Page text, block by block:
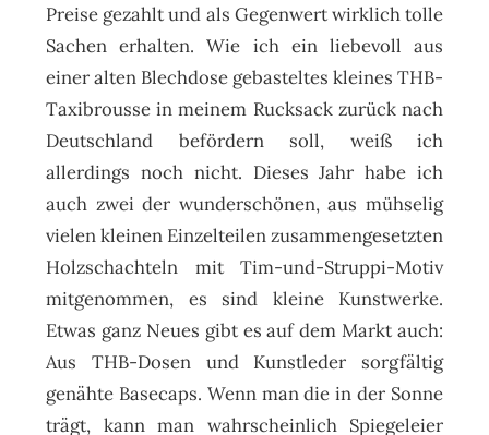
Preise gezahlt und als Gegenwert wirklich tolle
Sachen erhalten. Wie ich ein liebevoll aus
einer alten Blechdose gebasteltes kleines THB-
Taxibrousse in meinem Rucksack zurück nach
Deutschland befördern soll, weiß ich
allerdings noch nicht. Dieses Jahr habe ich
auch zwei der wunderschönen, aus mühselig
vielen kleinen Einzelteilen zusammengesetzten
Holzschachteln mit Tim-und-Struppi-Motiv
mitgenommen, es sind kleine Kunstwerke.
Etwas ganz Neues gibt es auf dem Markt auch:
Aus THB-Dosen und Kunstleder sorgfältig
genähte Basecaps. Wenn man die in der Sonne
trägt, kann man wahrscheinlich Spiegeleier